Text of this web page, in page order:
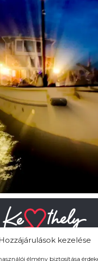
kezelése
élmény biztosítása